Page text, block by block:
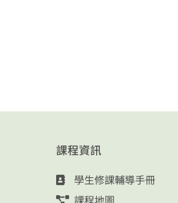
課程資訊
學生修課輔導手冊
課程地圖